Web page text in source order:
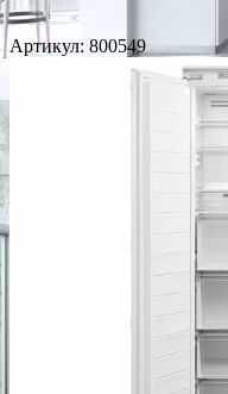
Артикул: 800549